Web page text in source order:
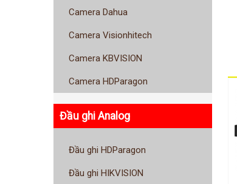
Camera Dahua
Camera Visionhitech
Camera KBVISION
Camera HDParagon
Đầu ghi Analog
Đầu ghi HDParagon
Đầu ghi HIKVISION